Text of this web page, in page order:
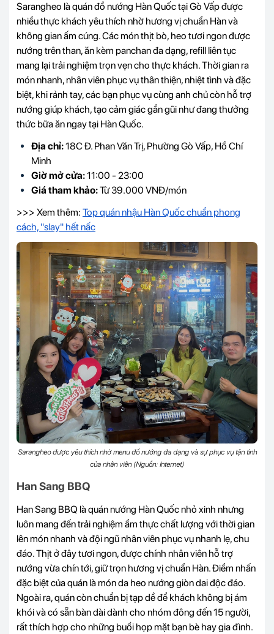
Sarangheo là quán đồ nướng Hàn Quốc tại Gò Vấp được
nhiều thực khách yêu thích nhờ hương vị chuẩn Hàn và
không gian ấm cúng. Các món thịt bò, heo tươi ngon được
nướng trên than, ăn kèm panchan đa dạng, refill liên tục
mang lại trải nghiệm trọn vẹn cho thực khách. Thời gian ra
món nhanh, nhân viên phục vụ thân thiện, nhiệt tình và đặc
biệt, khi rảnh tay, các bạn phục vụ cùng anh chủ còn hỗ trợ
nướng giúp khách, tạo cảm giác gần gũi như đang thưởng
thức bữa ăn ngay tại Hàn Quốc.
Địa chỉ:18C Đ. Phan Văn Trị, Phường Gò Vấp, Hồ Chí
Minh
Giờ mở cửa:11:00 - 23:00
Giá tham khảo:Từ 39.000 VNĐ/món
>>> Xem thêm: Top quán nhậu Hàn Quốc chuẩn phong
cách, "slay" hết nấc
Sarangheo được yêu thích nhờ menu đồ nướng đa dạng và sự phục vụ tận tình
của nhân viên (Nguồn: Internet)
Han Sang BBQ
Han Sang BBQ là quán nướng Hàn Quốc nhỏ xinh nhưng
luôn mang đến trải nghiệm ẩm thực chất lượng với thời gian
lên món nhanh và đội ngũ nhân viên phục vụ nhanh lẹ, chu
đáo. Thịt ở đây tươi ngon, được chính nhân viên hỗ trợ
nướng vừa chín tới, giữ trọn hương vị chuẩn Hàn. Điểm nhấn
đặc biệt của quán là món da heo nướng giòn dai độc đáo.
Ngoài ra, quán còn chuẩn bị tạp dề để khách không bị ám
khói và có sẵn bàn dài dành cho nhóm đông đến 15 người,
rất thích hợp cho những buổi họp mặt bạn bè hay gia đình.